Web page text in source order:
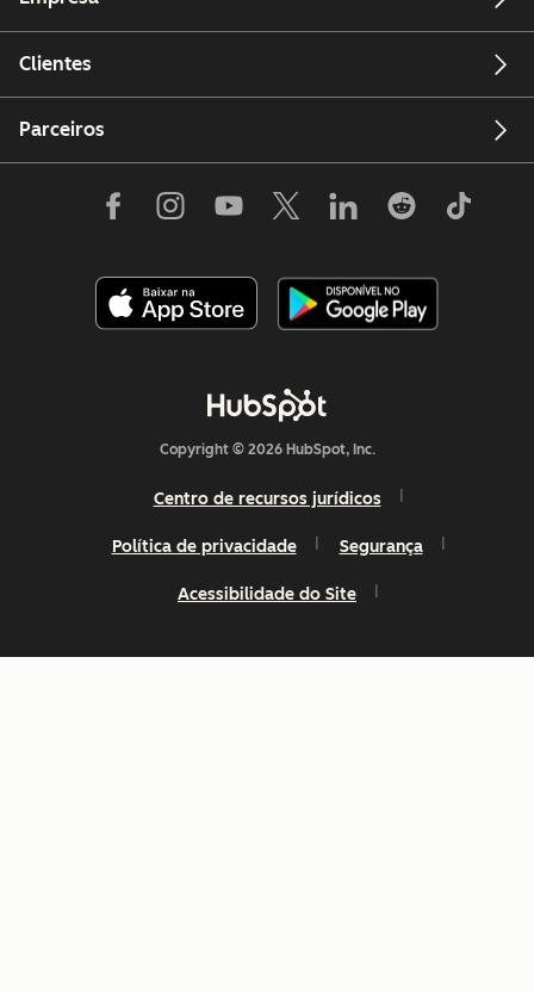
Clientes
Parceiros
Copyright © 2026 HubSpot, Inc.
Centro de recursos jurídicos
Política de privacidade Segurança
Acessibilidade do Site